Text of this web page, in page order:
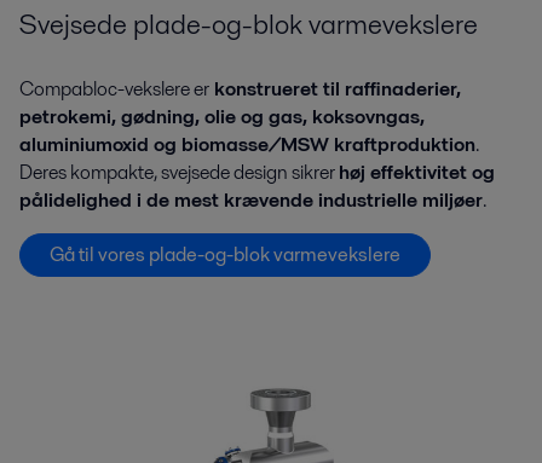
Svejsede plade-og-blok varmevekslere
Compabloc-vekslere er konstrueret til raffinaderier,
petrokemi, gødning, olie og gas, koksovngas,
aluminiumoxid og biomasse/MSW kraftproduktion.
Deres kompakte, svejsede design sikrerhøj effektivitet og
pålidelighed i de mest krævende industrielle miljøer.
Gå til vores plade-og-blok varmevekslere